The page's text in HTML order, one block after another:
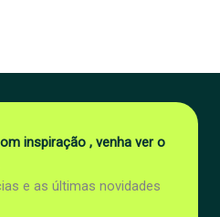
inspiração , venha ver o
e as últimas novidades